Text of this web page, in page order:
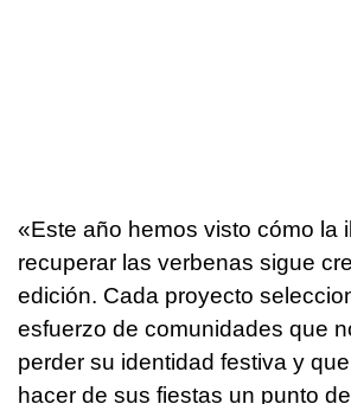
«Este año hemos visto cómo la
recuperar las verbenas sigue
edición. Cada proyecto
esfuerzo de comunidades que
perder su identidad festiva y
hacer de sus fiestas un punto